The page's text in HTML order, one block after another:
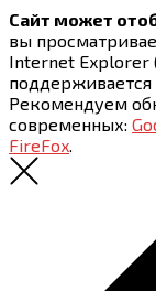
Сайт может
вы
Internet Explorer
Рекомендуем
современных:
FireFox.